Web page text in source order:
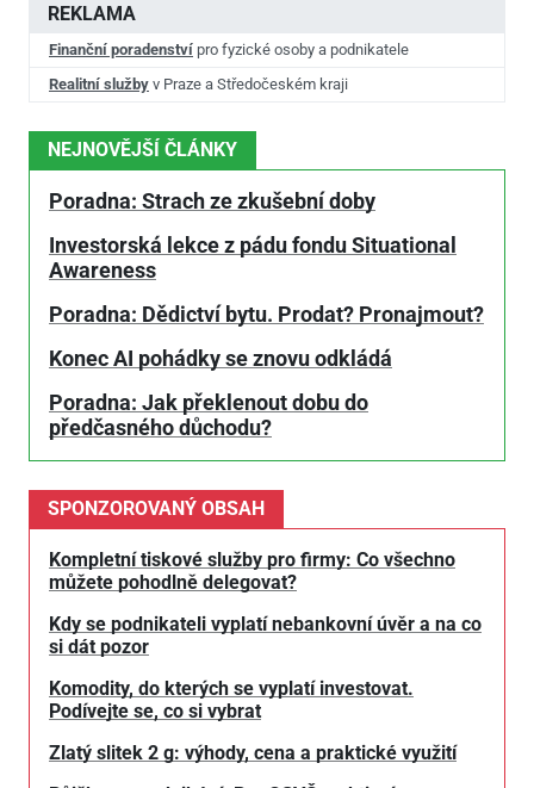
REKLAMA
Finanční poradenství pro fyzické osoby a podnikatele
Realitní služby v Praze a Středočeském kraji
NEJNOVĚJŠÍ ČLÁNKY
Poradna: Strach ze zkušební doby
Investorská lekce z pádu fondu Situational
Awareness
Poradna: Dědictví bytu. Prodat? Pronajmout?
Konec AI pohádky se znovu odkládá
Poradna: Jak překlenout dobu do
předčasného důchodu?
SPONZOROVANÝ OBSAH
Kompletní tiskové služby pro firmy: Co všechno
můžete pohodlně delegovat?
Kdy se podnikateli vyplatí nebankovní úvěr a na co
si dát pozor
Komodity, do kterých se vyplatí investovat.
Podívejte se, co si vybrat
Zlatý slitek 2 g: výhody, cena a praktické využití